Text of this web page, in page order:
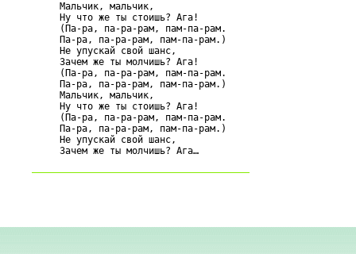
     Мальчик, мальчик,
     Ну что же ты стоишь? Ага!
     (Па-ра, па-ра-рам, пам-па-рам.
     Па-ра, па-ра-рам, пам-па-рам.)
     Не упускай свой шанс,
     Зачем же ты молчишь? Ага!
     (Па-ра, па-ра-рам, пам-па-рам.
     Па-ра, па-ра-рам, пам-па-рам.)
     Мальчик, мальчик,
     Ну что же ты стоишь? Ага!
     (Па-ра, па-ра-рам, пам-па-рам.
     Па-ра, па-ра-рам, пам-па-рам.)
     Не упускай свой шанс,